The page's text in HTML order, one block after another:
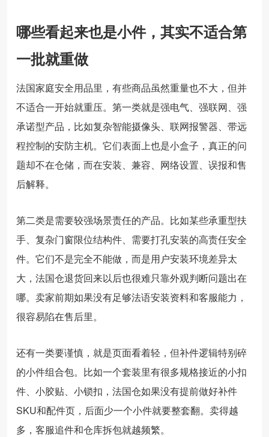
哪些看起来也是小件，其实不适合第
一批就重做
法国家庭安全用品里，有些商品虽然重量也不大，但并
不适合一开始就重压。第一类就是强电气、强联网、强
承诺型产品，比如复杂智能摄像头、联网报警器、带远
程控制的安防主机。它们表面上也是小盒子，真正的问
题却不在仓储，而在安装、兼容、网络设置、误报和售
后解释。
第二类是需要较强场景责任的产品。比如某些承重型扶
手、复杂门窗限位结构件、需要打孔安装的高责任安全
件。它们不是完全不能做，而是用户安装环境差异太
大，法国仓退货回来以后也很难只靠外观判断问题出在
哪。卖家前期如果没有足够法语安装资料和客服能力，
很容易陷在售后里。
还有一类要谨慎，就是页面看着轻，但补件逻辑特别碎
的小件组合包。比如一个套装里有很多规格接近的小扣
件、小胶贴、小锁扣，法国仓如果没有提前做好补件
SKU和配件页，后面少一个小件就要整套翻。卖得越
多，客服追件和仓库拆包就越频繁。